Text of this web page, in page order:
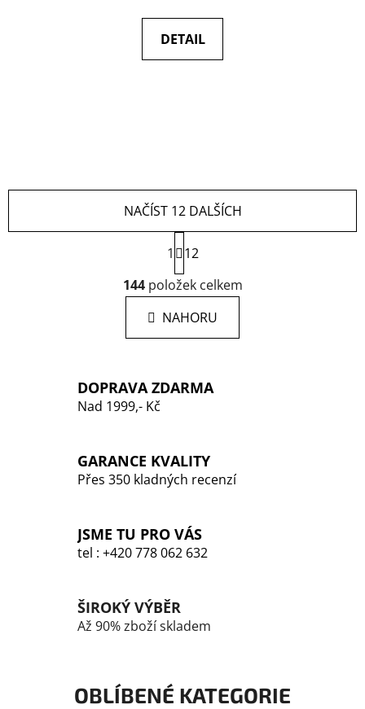
DETAIL
O
v
l
á
d
c
í
v
k
y
ý
p
i
NAČÍST 12 DALŠÍCH
S
t
r
á
n
k
n
í
1
12
144položek celkem
NAHORU
DOPRAVA ZDARMA
Nad 1999,- Kč
GARANCE KVALITY
Přes 350 kladných recenzí
JSME TU PRO VÁS
tel : +420 778 062 632
ŠIROKÝ VÝBĚR
Až 90% zboží skladem
OBLÍBENÉ KATEGORIE